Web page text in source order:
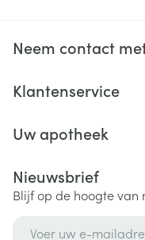
Neem contact
Klantenservice
Uw apotheek
Nieuwsbrief
Blijf op de hoogte van